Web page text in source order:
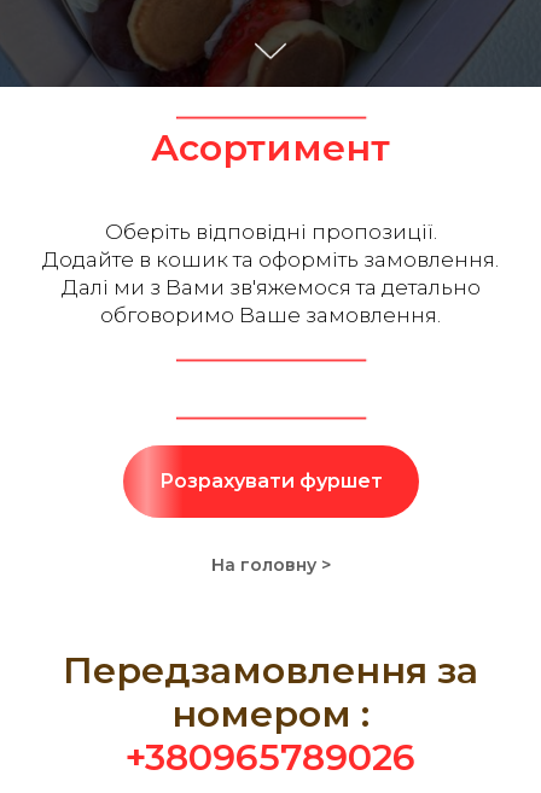
Асортимент
Оберіть відповідні пропозиції.
Додайте в кошик та оформіть замовлення.
Далі ми з Вами зв'яжемося та детально
обговоримо Ваше замовлення.
Розрахувати фуршет
На головну >
Передзамовлення за
номером :
+380965789026